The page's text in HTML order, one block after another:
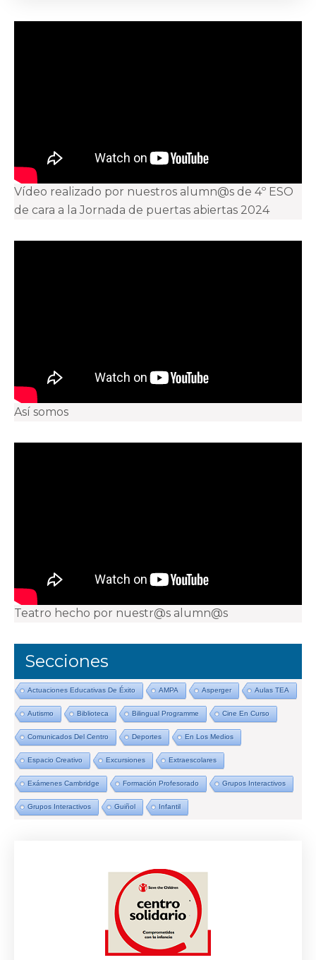
Vídeo realizado por nuestros alumn@s de 4º ESO
de cara a la Jornada de puertas abiertas 2024
Así somos
Teatro hecho por nuestr@s alumn@s
Secciones
Actuaciones Educativas De Éxito AMPA Asperger Aulas TEA
Autismo Biblioteca Bilingual Programme Cine En Curso
Comunicados Del Centro Deportes En Los Medios
Espacio Creativo Excursiones Extraescolares
Exámenes Cambridge Formación Profesorado Grupos Interactivos
Grupos Interactivos Guiñol Infantil